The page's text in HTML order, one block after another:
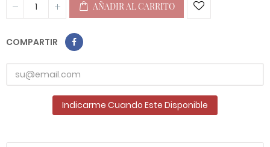
AÑADIR AL CARRITO
COMPARTIR
Indicarme Cuando Este Disponible